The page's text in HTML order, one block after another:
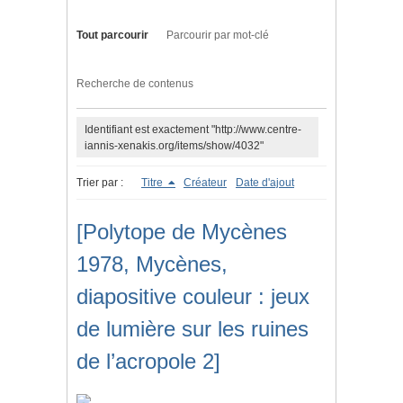
Tout parcourir Parcourir par mot-clé
Recherche de contenus
Identifiant est exactement "http://www.centre-
iannis-xenakis.org/items/show/4032"
Trier par : Titre Créateur Date d'ajout
[Polytope de Mycènes
1978, Mycènes,
diapositive couleur : jeux
de lumière sur les ruines
de l’acropole 2]